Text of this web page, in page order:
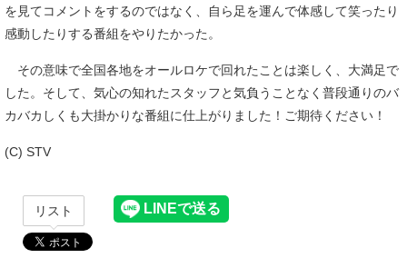
を見てコメントをするのではなく、自ら足を運んで体感して笑ったり
感動したりする番組をやりたかった。
その意味で全国各地をオールロケで回れたことは楽しく、大満足で
した。そして、気心の知れたスタッフと気負うことなく普段通りのバ
カバカしくも大掛かりな番組に仕上がりました！ご期待ください！
(C) STV
リスト